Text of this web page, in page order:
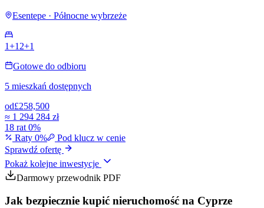
Esentepe · Północne wybrzeże
1+1 2+1
Gotowe do odbioru
5 mieszkań dostępnych
od£258,500
≈ 1 294 284 zł
18 rat 0%
Raty 0%
Pod klucz w cenie
Sprawdź ofertę
Pokaż kolejne inwestycje
Darmowy przewodnik PDF
Jak bezpiecznie kupić nieruchomość na Cyprze